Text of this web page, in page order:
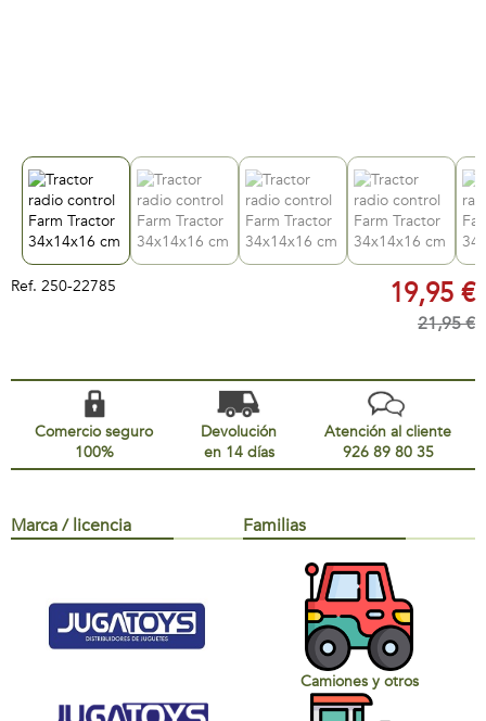
Ref. 250-22785 19,95 €
21,95 €
Comercio seguro
100%
Devolución
en 14 días
Atención al cliente
926 89 80 35
Marca / licencia Familias
Camiones y otros